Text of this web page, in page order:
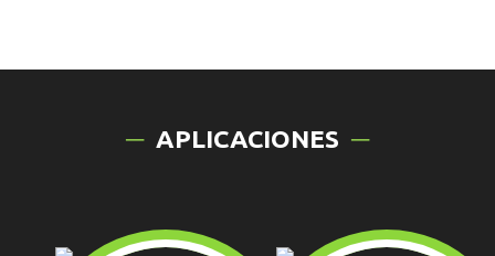
APLICACIONES